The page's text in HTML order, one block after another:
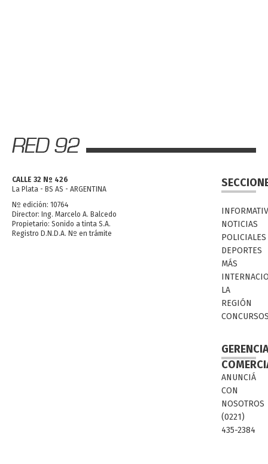
CALLE 32 Nº 426
La Plata - BS AS - ARGENTINA
Nº edición: 10764
Director: Ing. Marcelo A. Balcedo
Propietario: Sonido a tinta S.A.
Registro D.N.D.A. Nº en trámite
NOTICIAS
POLICIALES
DEPORTES
MÁS
LA
REGIÓN
ANUNCIÁ
CON
NOSOTROS
(0221)
435-2384